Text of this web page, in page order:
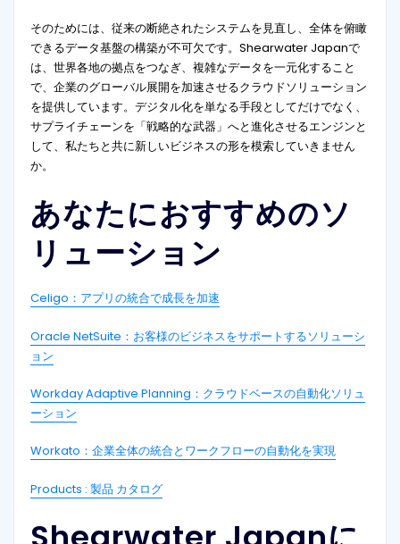
そのためには、従来の断絶されたシステムを見直し、全体を俯瞰
できるデータ基盤の構築が不可欠です。Shearwater Japanで
は、世界各地の拠点をつなぎ、複雑なデータを一元化すること
で、企業のグローバル展開を加速させるクラウドソリューション
を提供しています。デジタル化を単なる手段としてだけでなく、
サプライチェーンを「戦略的な武器」へと進化させるエンジンと
して、私たちと共に新しいビジネスの形を模索していきません
か。
あなたにおすすめのソ
リューション
Celigo：アプリの統合で成長を加速
Oracle NetSuite：お客様のビジネスをサポートするソリューシ
ョン
Workday Adaptive Planning：クラウドベースの自動化ソリュ
ーション
Workato：企業全体の統合とワークフローの自動化を実現
Products : 製品 カタログ